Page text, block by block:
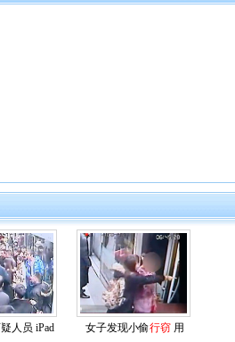
人员 iPad
女子发现小偷行窃用